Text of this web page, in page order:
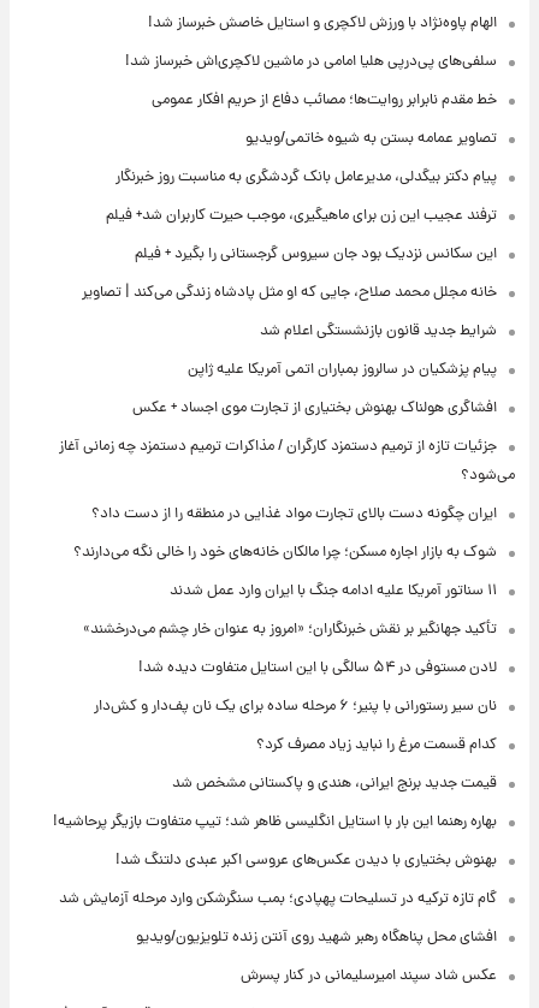
الهام پاوه‌نژاد با ورزش لاکچری و استایل خاصش خبرساز شد!
سلفی‌های پی‌درپی هلیا امامی در ماشین لاکچری‌اش خبرساز شد!
خط مقدم نابرابر روایت‌ها؛ مصائب دفاع از حریم افکار عمومی
تصاویر عمامه بستن به شیوه خاتمی/ویدیو
پیام دکتر بیگدلی، مدیرعامل بانک گردشگری به مناسبت روز خبرنگار
ترفند عجیب این زن برای ماهیگیری، موجب حیرت کاربران شد+ فیلم
این سکانس نزدیک بود جان سیروس گرجستانی را بگیرد + فیلم
خانه مجلل محمد صلاح، جایی که او مثل پادشاه زندگی می‌کند | تصاویر
شرایط جدید قانون بازنشستگی اعلام شد
پیام پزشکیان در سالروز بمباران اتمی آمریکا علیه ژاپن
افشاگری هولناک بهنوش بختیاری از تجارت موی اجساد + عکس
جزئیات تازه از ترمیم دستمزد کارگران / مذاکرات ترمیم دستمزد چه زمانی آغاز
می‌شود؟
ایران چگونه دست بالای تجارت مواد غذایی در منطقه را از دست داد؟
شوک به بازار اجاره مسکن؛ چرا مالکان خانه‌های خود را خالی نگه می‌دارند؟
۱۱ سناتور آمریکا علیه ادامه جنگ با ایران وارد عمل شدند
تأکید جهانگیر بر نقش خبرنگاران؛ «امروز به عنوان خار چشم می‌درخشند»
لادن مستوفی در ۵۴ سالگی با این استایل متفاوت دیده شد!
نان سیر رستورانی با پنیر؛ ۶ مرحله ساده برای یک نان پف‌دار و کش‌دار
کدام قسمت مرغ را نباید زیاد مصرف کرد؟
قیمت جدید برنج ایرانی، هندی و پاکستانی مشخص شد
بهاره رهنما این بار با استایل انگلیسی ظاهر شد؛ تیپ متفاوت بازیگر پرحاشیه!
بهنوش بختیاری با دیدن عکس‌های عروسی اکبر عبدی دلتنگ شد!
گام تازه ترکیه در تسلیحات پهپادی؛ بمب سنگرشکن وارد مرحله آزمایش شد
افشای محل پناهگاه‌ رهبر شهید روی آنتن زنده تلویزیون/ویدیو
عکس شاد سپند امیرسلیمانی در کنار پسرش